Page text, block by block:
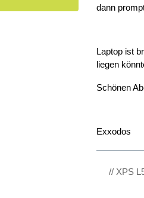
dann
Laptop ist
liegen
Schönen
Exxodos
// XPS